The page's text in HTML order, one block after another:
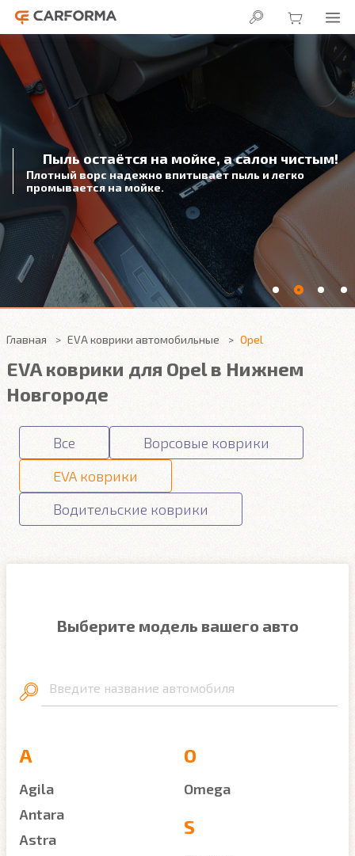
Пыль остаётся на мойке, а салон чистым!
Плотный ворс надежно впитывает пыль и легко
промывается на мойке.
Главная EVA коврики автомобильные Opel
EVA коврики для Opel в Нижнем
Новгороде
Все
Ворсовые коврики
EVA коврики
Водительские коврики
Выберите модель вашего авто
Введите название автомобиля
A
Agila
Antara
Astra
O
Omega
S